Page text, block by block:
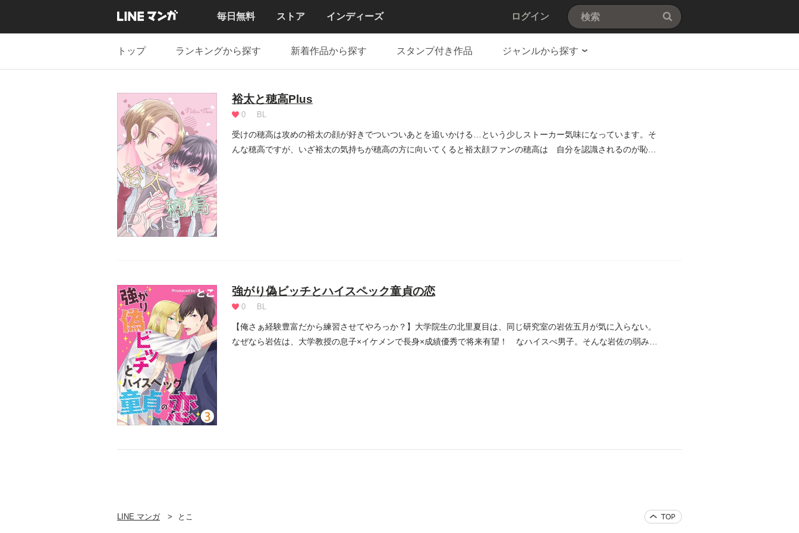
毎日無料 ストア インディーズ ログイン
トップ ランキングから探す 新着作品から探す スタンプ付き作品 ジャンルから探す
裕太と穂高Plus
0 BL
受けの穂高は攻めの裕太の顔が好きでついついあとを追いかける…という少しストーカー気味になっています。そ
んな穂高ですが、いざ裕太の気持ちが穂高の方に向いてくると裕太顔ファンの穂高は 自分を認識されるのが恥ず
強がり偽ビッチとハイスペック童貞の恋
0 BL
【俺さぁ経験豊富だから練習させてやろっか？】大学院生の北里夏目は、同じ研究室の岩佐五月が気に入らない。
なぜなら岩佐は、大学教授の息子×イケメンで長身×成績優秀で将来有望！ なハイスぺ男子。そんな岩佐の弱みを
LINE マンガ とこ